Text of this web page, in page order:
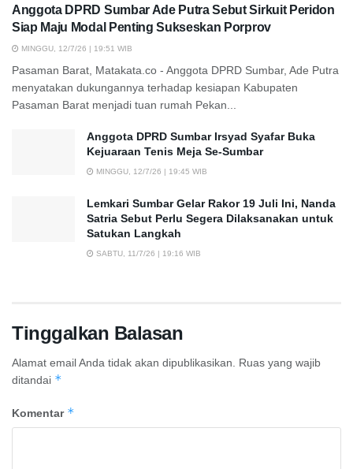
Anggota DPRD Sumbar Ade Putra Sebut Sirkuit Peridon
Siap Maju Modal Penting Sukseskan Porprov
MINGGU, 12/7/26 | 19:51 WIB
Pasaman Barat, Matakata.co - Anggota DPRD Sumbar, Ade Putra
menyatakan dukungannya terhadap kesiapan Kabupaten
Pasaman Barat menjadi tuan rumah Pekan...
Anggota DPRD Sumbar Irsyad Syafar Buka
Kejuaraan Tenis Meja Se-Sumbar
MINGGU, 12/7/26 | 19:45 WIB
Lemkari Sumbar Gelar Rakor 19 Juli Ini, Nanda
Satria Sebut Perlu Segera Dilaksanakan untuk
Satukan Langkah
SABTU, 11/7/26 | 19:16 WIB
Tinggalkan Balasan
Alamat email Anda tidak akan dipublikasikan. Ruas yang wajib
ditandai *
Komentar *